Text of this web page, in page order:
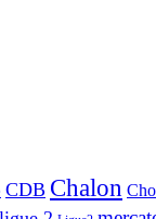
CDB Chalon